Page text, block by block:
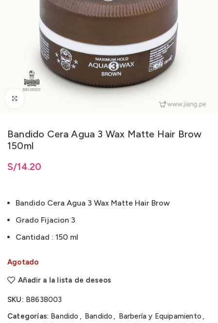
Bandido Cera Agua 3 Wax Matte Hair Brow
150ml
S/14.20
Bandido Cera Agua 3 Wax Matte Hair Brow
Grado Fijacion 3
Cantidad : 150 ml
Agotado
Añadir a la lista de deseos
SKU: B8638003
Categorías: Bandido , Bandido , Barbería y Equipamiento ,